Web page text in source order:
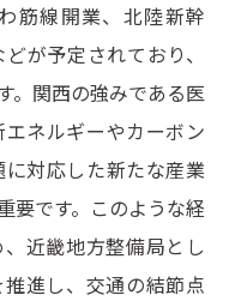
筋線開業、北陸新幹
が予定されており、
。関西の強みである医
ネルギーやカーボン
対応した新たな産業
要です。このような経
近畿地方整備局とし
進し、交通の結節点